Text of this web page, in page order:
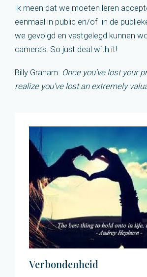
Ik meen dat we moeten leren
eenmaal in public en/of in de
we gevolgd en vastgelegd kunnen
camera’s. So just deal with it!
Billy Graham: Once you’ve lost your
realize you’ve lost an extremely
Verbondenheid